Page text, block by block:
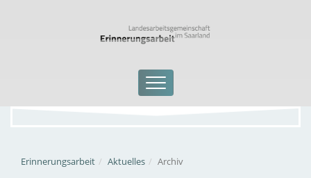
Erinnerungsarbeit Aktuelles Archiv